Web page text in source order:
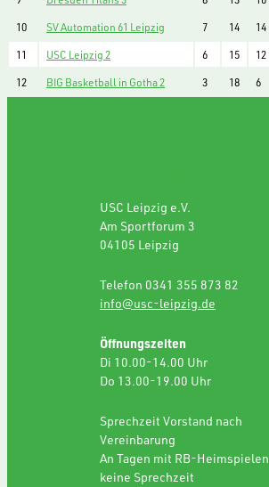
10
SV Automation 61 Leipzig 7 14
14
11
USC Leipzig 2 6 15
12
12
BIG Basketball in Gotha 2 3 18 6
USC Leipzig e.V.
Am Sportforum 3
04105 Leipzig
Telefon 0341 355 873 82
info@usc-leipzig.de
Öffnungszeiten
Di 10.00-14.00 Uhr
Do 13.00-19.00 Uhr
Sprechzeit Vorstand nach
Vereinbarung
An Tagen mit RB-Heimspielen
keine Sprechzeit